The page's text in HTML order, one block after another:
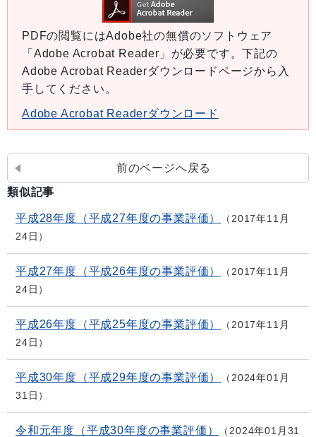
PDFの閲覧にはAdobe社の無償のソフトウェア
「Adobe Acrobat Reader」が必要です。下記の
Adobe Acrobat Readerダウンロードページから入
手してください。
Adobe Acrobat Readerダウンロード
前のページへ戻る
類似記事
平成28年度（平成27年度の事業評価）
2017年11月
24日
平成27年度（平成26年度の事業評価）
2017年11月
24日
平成26年度（平成25年度の事業評価）
2017年11月
24日
平成30年度（平成29年度の事業評価）
2024年01月
31日
令和元年度（平成30年度の事業評価）
2024年01月31